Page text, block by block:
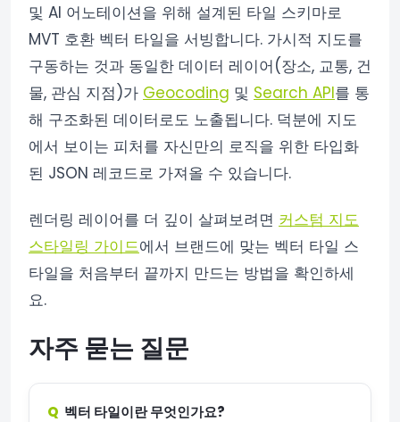
및 AI 어노테이션을 위해 설계된 타일 스키마로
MVT 호환 벡터 타일을 서빙합니다. 가시적 지도를
구동하는 것과 동일한 데이터 레이어(장소, 교통, 건
물, 관심 지점)가 Geocoding 및 Search API를 통
해 구조화된 데이터로도 노출됩니다. 덕분에 지도
에서 보이는 피처를 자신만의 로직을 위한 타입화
된 JSON 레코드로 가져올 수 있습니다.
렌더링 레이어를 더 깊이 살펴보려면 커스텀 지도
스타일링 가이드에서 브랜드에 맞는 벡터 타일 스
타일을 처음부터 끝까지 만드는 방법을 확인하세
요.
자주 묻는 질문
벡터 타일이란 무엇인가요?